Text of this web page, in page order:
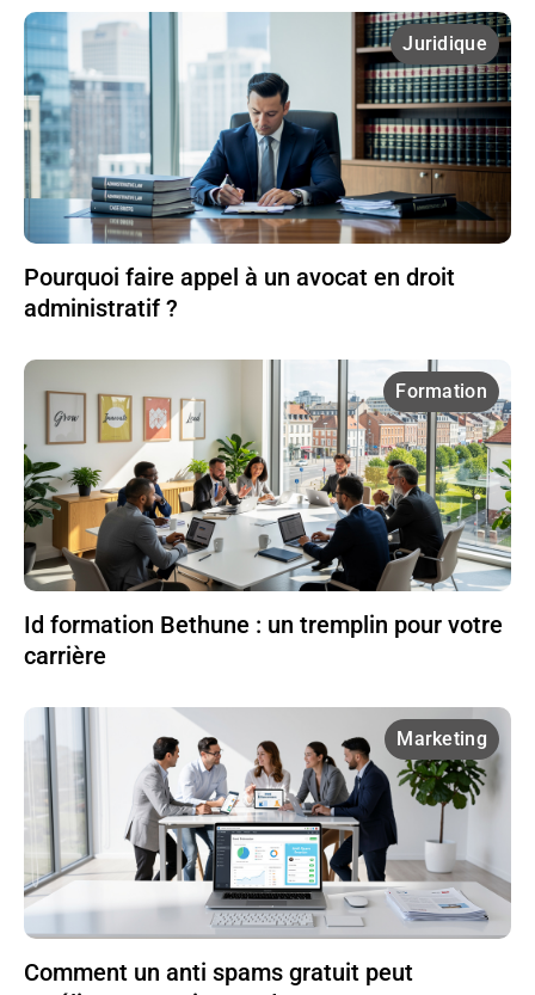
Juridique
Pourquoi faire appel à un avocat en droit
administratif ?
Formation
Id formation Bethune : un tremplin pour votre
carrière
Marketing
Comment un anti spams gratuit peut